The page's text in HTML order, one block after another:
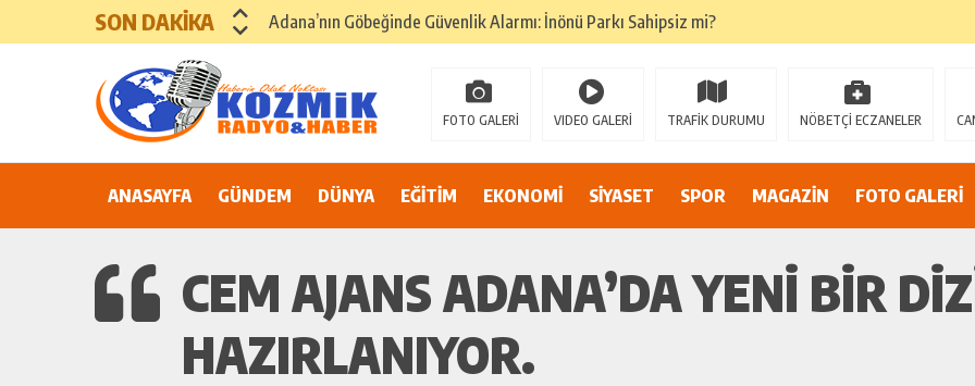
SON DAKİKA
Adana’nın Göbeğinde Güvenlik Alarmı: İnönü Parkı Sahipsiz mi?
Seyhan’da Hizmet Her Mahalleye Ulaşıyor
FOTO GALERİ VIDEO GALERİ TRAFİK DURUMU NÖBETÇİ ECZANELER
ANASAYFA GÜNDEM DÜNYA EĞİTİM EKONOMİ SİYASET SPOR MAGAZİN FOTO GALERİ
CEM AJANS ADANA’DA YENI BIR
HAZIRLANIYOR.